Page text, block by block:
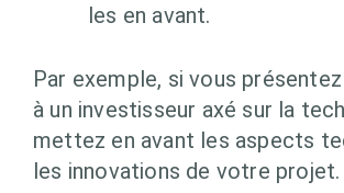
les en avant.
Par exemple, si vous
à un investisseur axé sur la
mettez en avant les aspects
les innovations de votre projet.